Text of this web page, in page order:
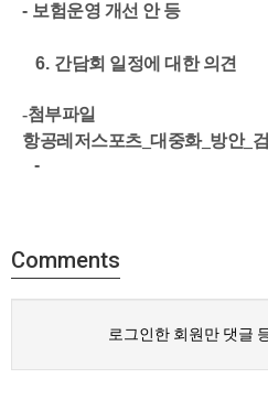
- 보험운영 개선 안 등
6. 간담회 일정에 대한 의견
-첨부파일
항공레저스포츠_대중화_방안_
-
Comments
로그인한 회원만 댓글